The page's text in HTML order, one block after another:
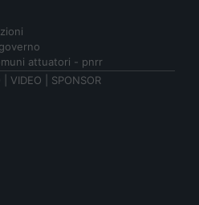
attuatori - pnrr
VIDEO SPONSOR